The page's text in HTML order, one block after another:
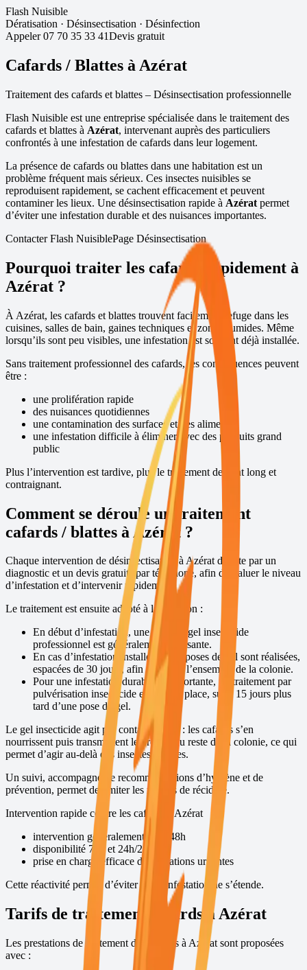
Flash Nuisible
Dératisation · Désinsectisation · Désinfection
Appeler 07 70 35 33 41Devis gratuit
Cafards / Blattes à Azérat
Traitement des cafards et blattes – Désinsectisation professionnelle
Flash Nuisible est une entreprise spécialisée dans le traitement des
cafards et blattes à Azérat, intervenant auprès des particuliers
confrontés à une infestation de cafards dans leur logement.
La présence de cafards ou blattes dans une habitation est un
problème fréquent mais sérieux. Ces insectes nuisibles se
reproduisent rapidement, se cachent efficacement et peuvent
contaminer les lieux. Une désinsectisation rapide à Azérat permet
d’éviter une infestation durable et des nuisances importantes.
Contacter Flash NuisiblePage Désinsectisation
Pourquoi traiter les cafards rapidement à
Azérat ?
À Azérat, les cafards et blattes trouvent facilement refuge dans les
cuisines, salles de bain, gaines techniques et zones humides. Même
lorsqu’ils sont peu visibles, une infestation est souvent déjà installée.
Sans traitement professionnel des cafards, les conséquences peuvent
être :
une prolifération rapide
des nuisances quotidiennes
une contamination des surfaces et des aliments
une infestation difficile à éliminer avec des produits grand
public
Plus l’intervention est tardive, plus le traitement devient long et
contraignant.
Comment se déroule un traitement
cafards / blattes à Azérat?
Chaque intervention de désinsectisation àAzératdébute par un
diagnostic et un devis gratuits par téléphone, afin d’évaluer le niveau
d’infestation et d’intervenir rapidement.
Le traitement est ensuite adapté à la situation :
En début d’infestation, une pose de gel insecticide
professionnel est généralement suffisante.
En cas d’infestation installée, deux poses de gel sont réalisées,
espacées de 30 jours, afin de traiter l’ensemble de la colonie.
Pour une infestation durable et importante, un traitement par
pulvérisation insecticide est mis en place, suivi 15 jours plus
tard d’une pose de gel.
Le gel insecticide agit par contamination : les cafards s’en
nourrissent puis transmettent le produit au reste de la colonie, ce qui
permet d’agir au-delà des insectes visibles.
Un suivi, accompagné de recommandations d’hygiène et de
prévention, permet de limiter les risques de récidive.
Intervention rapide contre les cafards àAzérat
intervention généralement sous 48h
disponibilité 7j/7 et 24h/24
prise en charge efficace des situations urgentes
Cette réactivité permet d’éviter que l’infestation ne s’étende.
Tarifs de traitement cafards àAzérat
Les prestations de traitement des cafards à Azérat sont proposées
avec :